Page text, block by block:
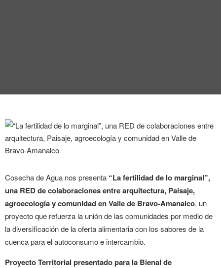
CONSEJO HONORÍFICO
Cosecha de Agua nos presenta “La fertilidad de lo marginal”,
una RED de colaboraciones entre arquitectura, Paisaje,
agroecología y comunidad en Valle de Bravo-Amanalco, un
proyecto que refuerza la unión de las comunidades por medio de
la diversificación de la oferta alimentaria con los sabores de la
cuenca para el autoconsumo e intercambio.
Proyecto Territorial presentado para la Bienal de